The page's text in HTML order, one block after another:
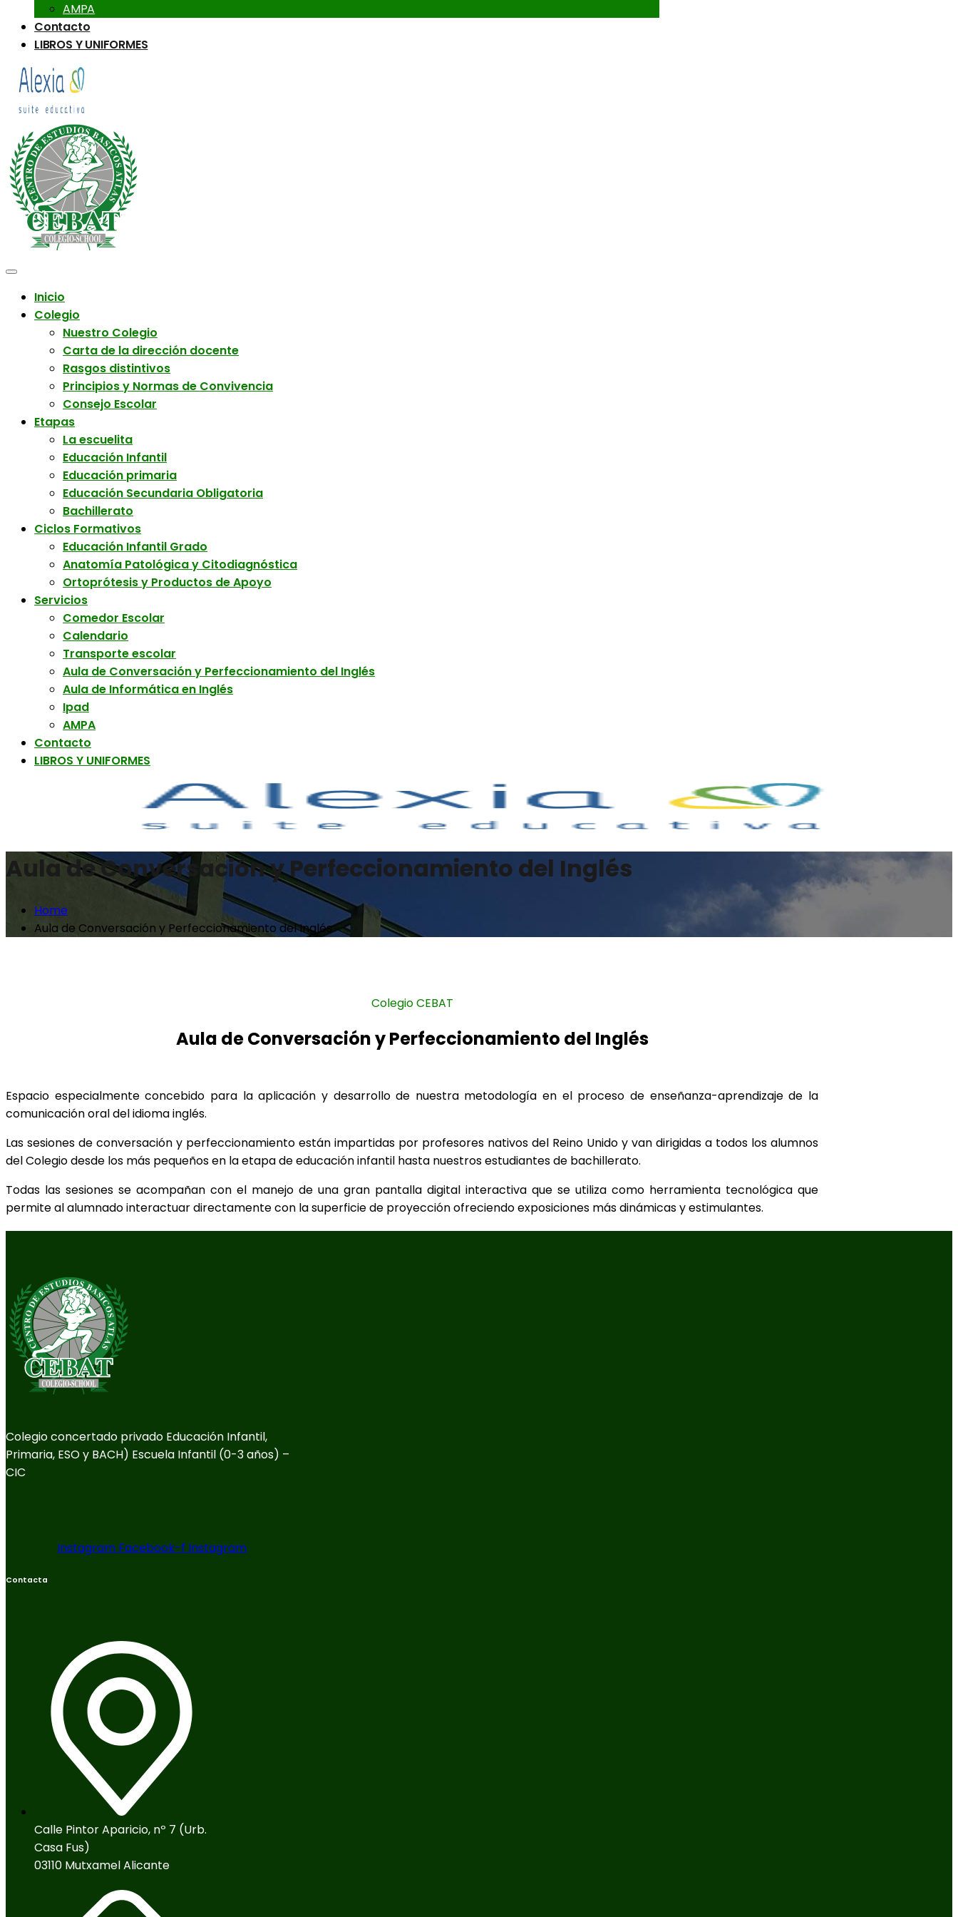
AMPA
Contacto
LIBROS Y UNIFORMES
Inicio
Colegio
Nuestro Colegio
Carta de la dirección docente
Rasgos distintivos
Principios y Normas de Convivencia
Consejo Escolar
Etapas
La escuelita
Educación Infantil
Educación primaria
Educación Secundaria Obligatoria
Bachillerato
Ciclos Formativos
Educación Infantil Grado
Anatomía Patológica y Citodiagnóstica
Ortoprótesis y Productos de Apoyo
Servicios
Comedor Escolar
Calendario
Transporte escolar
Aula de Conversación y Perfeccionamiento del Inglés
Aula de Informática en Inglés
Ipad
AMPA
Contacto
LIBROS Y UNIFORMES
Aula de Conversación y Perfeccionamiento del Inglés
Home
Aula de Conversación y Perfeccionamiento del Inglés
Colegio CEBAT
Aula de Conversación y Perfeccionamiento del Inglés
Espacio especialmente concebido para la aplicación y desarrollo de nuestra metodología en el proceso de enseñanza-aprendizaje de la
comunicación oral del idioma inglés.
Las sesiones de conversación y perfeccionamiento están impartidas por profesores nativos del Reino Unido y van dirigidas a todos los alumnos
del Colegio desde los más pequeños en la etapa de educación infantil hasta nuestros estudiantes de bachillerato.
Todas las sesiones se acompañan con el manejo de una gran pantalla digital interactiva que se utiliza como herramienta tecnológica que
permite al alumnado interactuar directamente con la superficie de proyección ofreciendo exposiciones más dinámicas y estimulantes.
Colegio concertado privado Educación Infantil,
Primaria, ESO y BACH) Escuela Infantil (0-3 años) –
CIC
Instagram Facebook-f Instagram
Contacta
Calle Pintor Aparicio, nº 7 (Urb.
Casa Fus)
03110 Mutxamel Alicante